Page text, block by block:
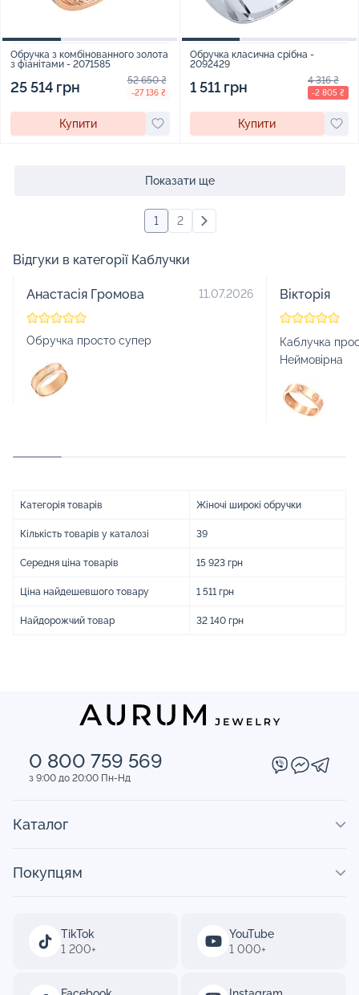
Обручка з комбінованного золота
з фіанітами - 2071585
25 514 грн 52 650 ₴
-27 136 ₴
Купити
Обручка класична срібна -
2092429
1 511 грн 4 316 ₴
-2 805 ₴
Купити
Показати ще
1 2
Відгуки в категорії Каблучки
Анастасія Громова 11.07.2026
Обручка просто супер
Вікторія
Каблучка
Неймовірна
Категорія товарів Жіночі широкі обручки
Кількість товарів у каталозі 39
Середня ціна товарів 15 923 грн
Ціна найдешевшого товару 1 511 грн
Найдорожчий товар 32 140 грн
0 800 759 569
з 9:00 до 20:00 Пн-Нд
TikTok
1 200+
YouTube
1 000+
Каталог
Покупцям